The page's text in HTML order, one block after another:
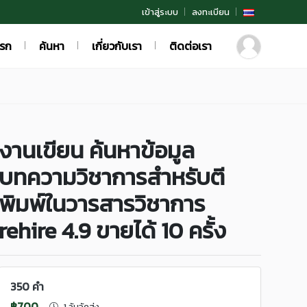
เข้าสู่ระบบ ลงทะเบียน
ก ค้นหา เกี่ยวกับเรา ติดต่อเรา
านเขียน ค้นหาข้อมูล
ทความวิชาการสำหรับตี
มพ์ในวารสารวิชาการ
4.9 ขายได้ 10 ครั้ง
350 คำ